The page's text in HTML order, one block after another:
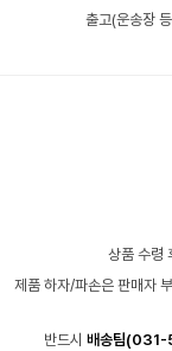
출고(운송장
상품 수령
제품 하자/파손은 판매자
반드시 배송팀